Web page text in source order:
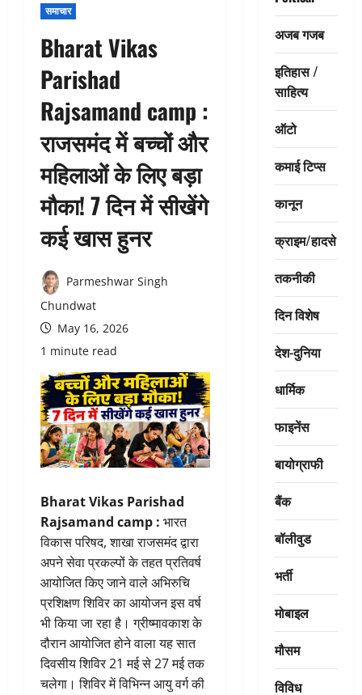
समाचार
Bharat Vikas
Parishad
Rajsamand camp :
राजसमंद में बच्चों और
महिलाओं के लिए बड़ा
मौका! 7 दिन में सीखेंगे
कई खास हुनर
Parmeshwar Singh
Chundwat
May 16, 2026
1 minute read
Bharat Vikas Parishad
Rajsamand camp : भारत
विकास परिषद, शाखा राजसमंद द्वारा
अपने सेवा प्रकल्पों के तहत प्रतिवर्ष
आयोजित किए जाने वाले अभिरुचि
प्रशिक्षण शिविर का आयोजन इस वर्ष
भी किया जा रहा है। ग्रीष्मावकाश के
दौरान आयोजित होने वाला यह सात
दिवसीय शिविर 21 मई से 27 मई तक
चलेगा। शिविर में विभिन्न आयु वर्ग की
अजब गजब
इतिहास /
साहित्य
ऑटो
कमाई टिप्स
कानून
क्राइम/हादसे
तकनीकी
दिन विशेष
देश-दुनिया
धार्मिक
फाइनेंस
बायोग्राफी
बैंक
बॉलीवुड
भर्ती
मोबाइल
मौसम
विविध